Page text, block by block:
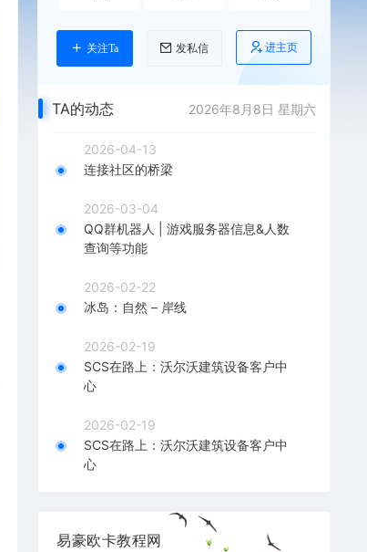
关注Ta 发私信 进主页
TA的动态 2026年8月8日 星期六
2026-04-13
连接社区的桥梁
2026-03-04
QQ群机器人 | 游戏服务器信息&人数
查询等功能
2026-02-22
冰岛：自然 – 岸线
2026-02-19
SCS在路上：沃尔沃建筑设备客户中
心
2026-02-19
SCS在路上：沃尔沃建筑设备客户中
心
易豪欧卡教程网